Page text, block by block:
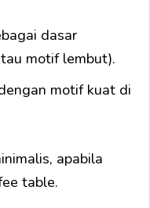
dasar
motif lembut).
motif kuat di
apabila
table.